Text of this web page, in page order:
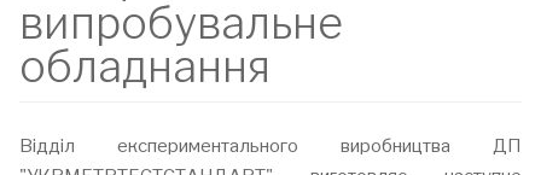
випробувальне
обладнання
Відділ експериментального виробництва ДП